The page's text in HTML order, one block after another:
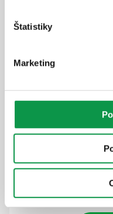
Štatistiky
Marketing